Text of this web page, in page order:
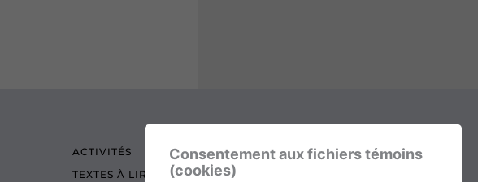
ACTIVITÉS
TEXTES À LIRE
Consentement aux fichiers témoins
(cookies)